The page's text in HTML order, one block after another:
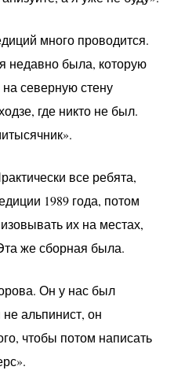
много проводится.
недавно была, которую
северную стену
где никто не был.
все ребята,
1989 года, потом
их на местах,
же сборная была.
Он у нас был
альпинист, он
чтобы потом написать